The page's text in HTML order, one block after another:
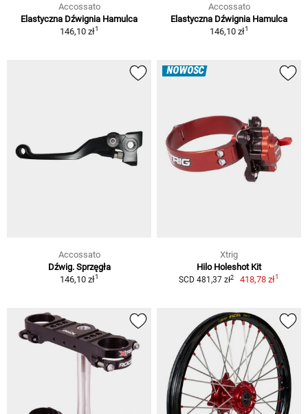
Accossato
Elastyczna Dźwignia Hamulca
146,10 zł1
Accossato
Elastyczna Dźwignia Hamulca
146,10 zł1
Accossato
Dźwig. Sprzęgła
146,10 zł1
NOWOŚĆ
Xtrig
Hilo Holeshot Kit
SCD 481,37 zł2 418,78 zł1